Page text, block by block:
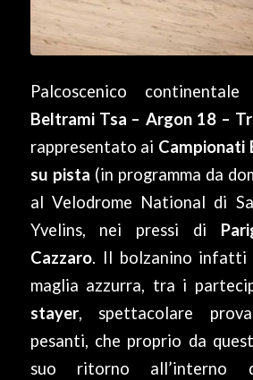
Palcoscenico
Beltrami Tsa – Argon 18 –
rappresentato ai Campionati
su pista (in programma da
al Velodrome National di
Yvelins, nei pressi di
Cazzaro. Il bolzanino infatti
maglia azzurra, tra i
stayer, spettacolare
pesanti, che proprio da
suo ritorno all’interno